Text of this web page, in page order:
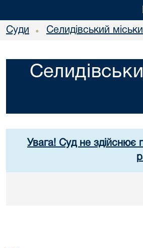
Суди • Селидівський
Увага! Суд не здійснює